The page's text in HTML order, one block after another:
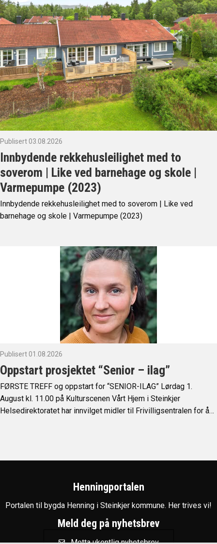
Publisert 03.08.2026
Innbydende rekkehusleilighet med to
soverom | Like ved barnehage og skole |
Varmepumpe (2023)
Innbydende rekkehusleilighet med to soverom | Like ved
barnehage og skole | Varmepumpe (2023)
Publisert 01.08.2026
Oppstart prosjektet “Senior – ilag”
FØRSTE TREFF og oppstart for “SENIOR-ILAG” Lørdag 1.
August kl. 11.00 på Kulturscenen Vårt Hjem i Steinkjer
Helsedirektoratet har innvilget midler til Frivilligsentralen for å…
Henningportalen
Portalen til bygda Henning i Steinkjer kommune. Her trives vi!
Meld deg på nyhetsbrev
Motta ukentlig nyhetsbrev